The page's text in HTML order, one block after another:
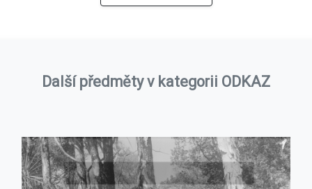
Další předměty v kategorii ODKAZ